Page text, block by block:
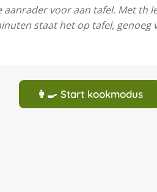
aanrader voor aan tafel. Met th
staat het op tafel, genoeg
👩‍🍳 Start kookmodus